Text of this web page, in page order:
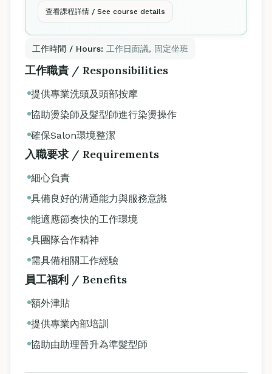
查看課程詳情 / See course details
工作時間 / Hours: 工作日面議, 固定坐班
工作職責 / Responsibilities
提供專業洗頭及頭部按摩
協助燙染師及髮型師進行染燙操作
確保Salon環境整潔
入職要求 / Requirements
細心負責
具備良好的溝通能力與服務意識
能適應節奏快的工作環境
具團隊合作精神
需具備相關工作經驗
員工福利 / Benefits
額外津貼
提供專業內部培訓
協助由助理晉升為準髮型師